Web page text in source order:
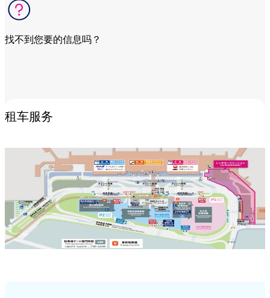
找不到您要的信息吗？
租车服务